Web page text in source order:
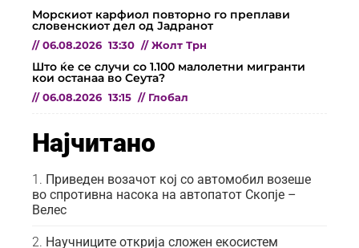
Морскиот карфиол повторно го преплави
словенскиот дел од Јадранот
// 06.08.2026 13:30 // Жолт Трн
Што ќе се случи со 1.100 малолетни мигранти
кои останаа во Сеута?
// 06.08.2026 13:15 // Глобал
Најчитано
Приведен возачот кој со автомобил возеше
во спротивна насока на автопатот Скопје –
Велес
Научниците открија сложен екосистем